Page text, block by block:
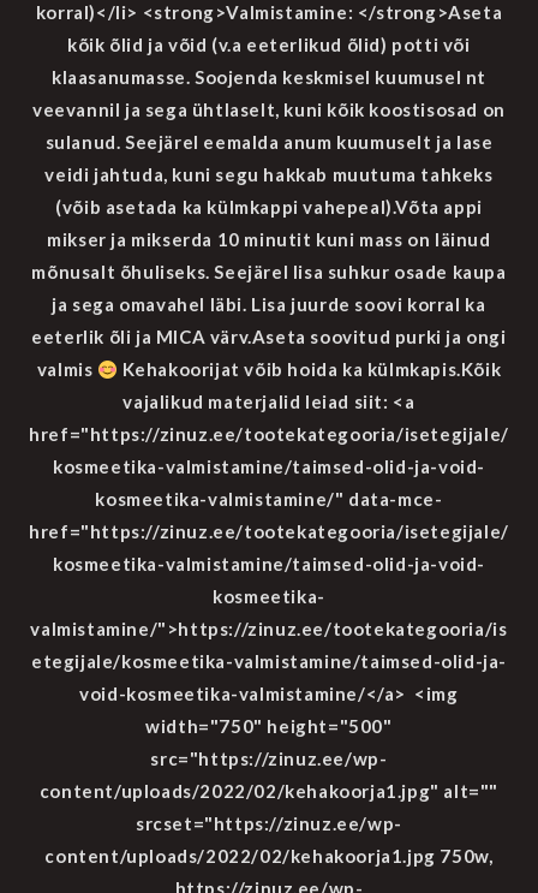
korral)</li> <strong>Valmistamine: </strong>Aseta
kõik õlid ja võid (v.a eeterlikud õlid) potti või
klaasanumasse. Soojenda keskmisel kuumusel nt
veevannil ja sega ühtlaselt, kuni kõik koostisosad on
sulanud. Seejärel eemalda anum kuumuselt ja lase
veidi jahtuda, kuni segu hakkab muutuma tahkeks
(võib asetada ka külmkappi vahepeal).Võta appi
mikser ja mikserda 10 minutit kuni mass on läinud
mõnusalt õhuliseks. Seejärel lisa suhkur osade kaupa
ja sega omavahel läbi. Lisa juurde soovi korral ka
eeterlik õli ja MICA värv.Aseta soovitud purki ja ongi
valmis
Kehakoorijat võib hoida ka külmkapis.Kõik
vajalikud materjalid leiad siit: <a
href="https://zinuz.ee/tootekategooria/isetegijale/
kosmeetika-valmistamine/taimsed-olid-ja-void-
kosmeetika-valmistamine/" data-mce-
href="https://zinuz.ee/tootekategooria/isetegijale/
kosmeetika-valmistamine/taimsed-olid-ja-void-
kosmeetika-
valmistamine/">https://zinuz.ee/tootekategooria/is
etegijale/kosmeetika-valmistamine/taimsed-olid-ja-
void-kosmeetika-valmistamine/</a> <img
width="750" height="500"
src="https://zinuz.ee/wp-
content/uploads/2022/02/kehakoorja1.jpg" alt=""
srcset="https://zinuz.ee/wp-
content/uploads/2022/02/kehakoorja1.jpg 750w,
https://zinuz.ee/wp-